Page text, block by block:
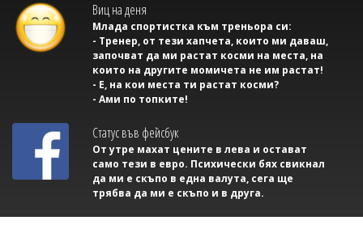
Виц на деня
Млада спортистка към треньора си:
- Тренер, от тези хапчета, които ми даваш,
започват да ми растат косми на места, на
които на другите момичета не им растат!
- Е, на кои места ти растат косми?
- Ами по топките!
Статус във фейсбук
От утре махат цените в лева и остават
само тези в евро. Психически бях свикнал
да ми е скъпо в една валута, сега ще
трябва да ми е скъпо и в друга.